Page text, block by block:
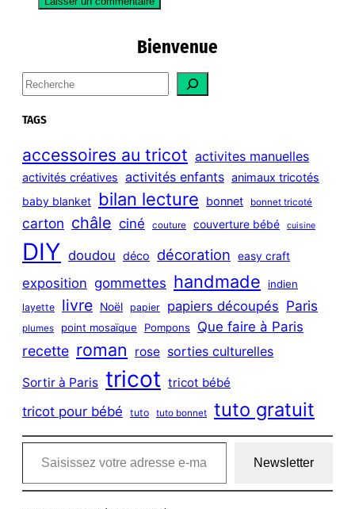
Bienvenue
S
e
a
c
h
TAGS
accessoires au tricot activites manuelles
activités créatives activités enfants animaux tricotés
baby blanket bilan lecture bonnet bonnet tricoté
carton châle ciné couture couverture bébé cuisine
DIY doudou déco décoration easy craft
exposition gommettes handmade indien
layette livre Noël papier papiers découpés Paris
plumes point mosaïque Pompons Que faire à Paris
recette roman rose sorties culturelles
Sortir à Paris tricot tricot bébé
tricot pour bébé tuto tuto bonnet tuto gratuit
Saisissez votre adresse e-mail…
Newsletter